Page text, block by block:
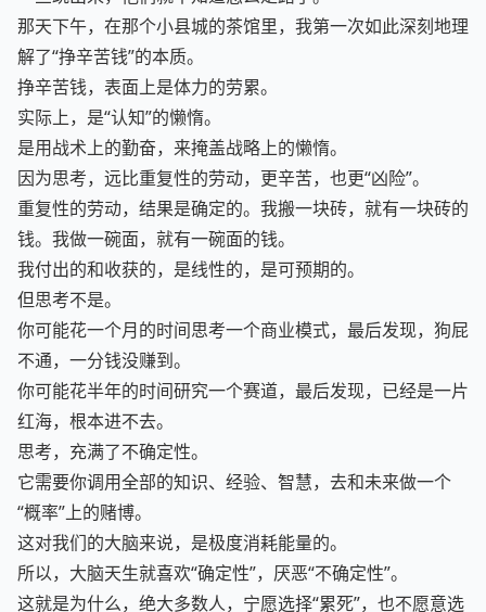
一旦跳出来，他们就不知道怎么走路了。
那天下午，在那个小县城的茶馆里，我第一次如此深刻地理
解了“挣辛苦钱”的本质。
挣辛苦钱，表面上是体力的劳累。
实际上，是“认知”的懒惰。
是用战术上的勤奋，来掩盖战略上的懒惰。
因为思考，远比重复性的劳动，更辛苦，也更“凶险”。
重复性的劳动，结果是确定的。我搬一块砖，就有一块砖的
钱。我做一碗面，就有一碗面的钱。
我付出的和收获的，是线性的，是可预期的。
但思考不是。
你可能花一个月的时间思考一个商业模式，最后发现，狗屁
不通，一分钱没赚到。
你可能花半年的时间研究一个赛道，最后发现，已经是一片
红海，根本进不去。
思考，充满了不确定性。
它需要你调用全部的知识、经验、智慧，去和未来做一个
“概率”上的赌博。
这对我们的大脑来说，是极度消耗能量的。
所以，大脑天生就喜欢“确定性”，厌恶“不确定性”。